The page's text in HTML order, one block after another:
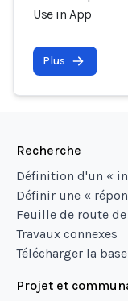
Use in App
Plus
Recherche
Définition d'un «
Définir une «
Feuille de route
Travaux connexes
Télécharger la
Projet et